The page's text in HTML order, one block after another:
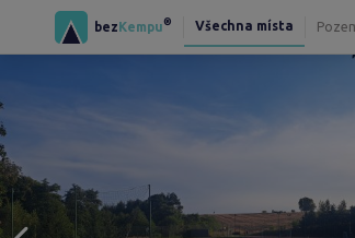
bezKempu® Všechna místa